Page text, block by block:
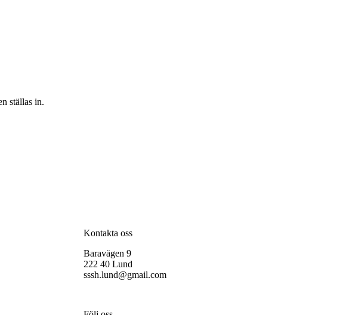
ställas in.
Kontakta oss
Baravägen 9
222 40 Lund
sssh.lund@gmail.com